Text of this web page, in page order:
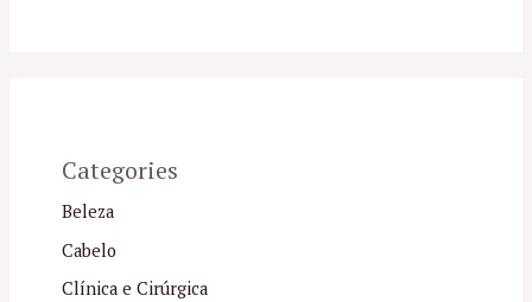
Categories
Beleza
Cabelo
Clínica e Cirúrgica